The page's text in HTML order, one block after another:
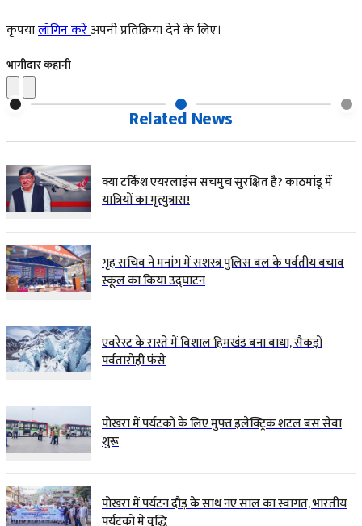
कृपयालॉगिन करेंअपनी प्रतिक्रिया देने के लिए।
भागीदार कहानी
Related News
क्या टर्किश एयरलाइंस सचमुच सुरक्षित है? काठमांडू में
यात्रियों का मृत्युत्रास!
गृह सचिव ने मनांग में सशस्त्र पुलिस बल के पर्वतीय बचाव
स्कूल का किया उद्घाटन
एवरेस्ट के रास्ते में विशाल हिमखंड बना बाधा, सैकड़ों
पर्वतारोही फंसे
पोखरा में पर्यटकों के लिए मुफ्त इलेक्ट्रिक शटल बस सेवा
शुरू
पोखरा में पर्यटन दौड़ के साथ नए साल का स्वागत, भारतीय
पर्यटकों में वृद्धि